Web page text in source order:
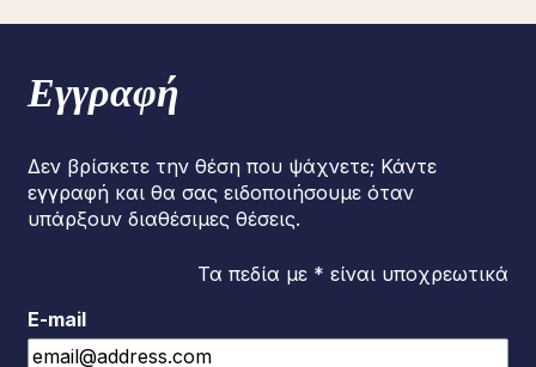
Εγγραφή
Δεν βρίσκετε την θέση που ψάχνετε; Κάντε
εγγραφή και θα σας ειδοποιήσουμε όταν
υπάρξουν διαθέσιμες θέσεις.
Τα πεδία με * είναι υποχρεωτικά
E-mail